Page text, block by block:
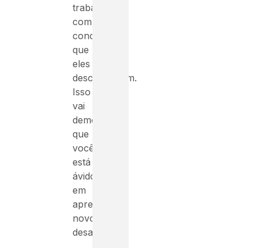
trabalho
com
conceitos
que
eles
desconhecem.
Isso
vai
demonstrar
que
você
está
ávido
em
aprender
novos
desafios.